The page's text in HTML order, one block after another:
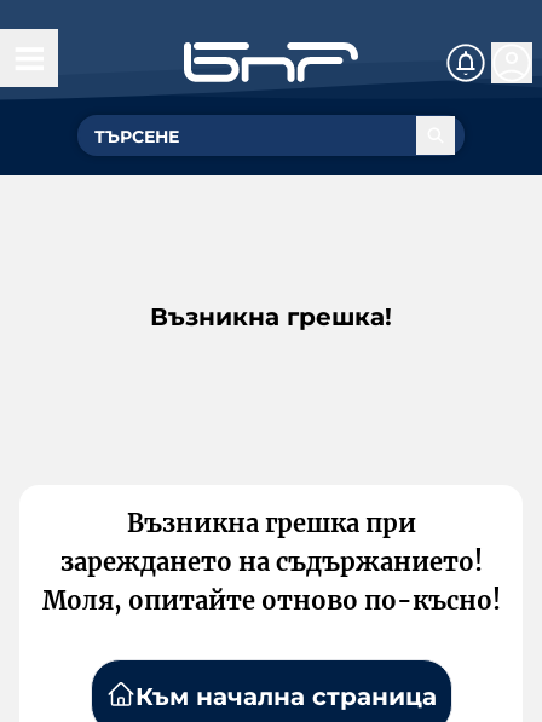
Възникна грешка!
Възникна грешка при
зареждането на съдържанието!
Моля, опитайте отново по-късно!
Към начална страница